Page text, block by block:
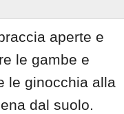
aperte e
le gambe e
le ginocchia alla
dal suolo.